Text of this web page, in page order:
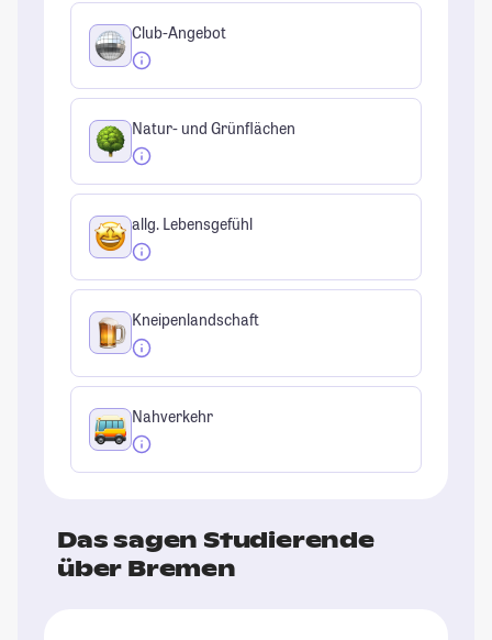
Club-Angebot
Natur- und Grünflächen
allg. Lebensgefühl
Kneipenlandschaft
Nahverkehr
Das sagen Studierende
über Bremen